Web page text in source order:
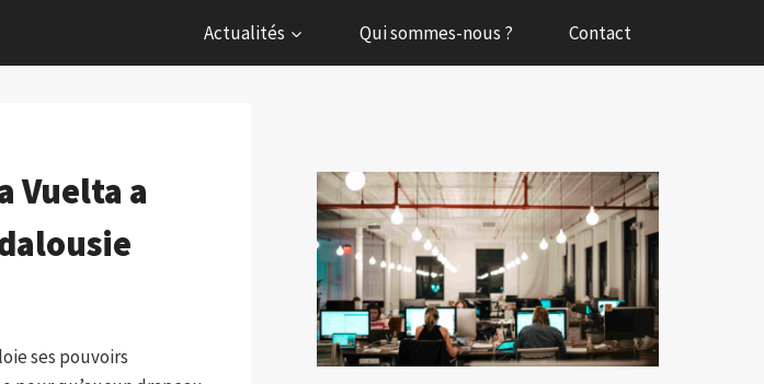
Actualités Qui sommes-nous ? Contact
Vuelta a
ses pouvoirs